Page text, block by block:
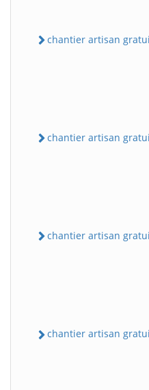
chantier artisan
chantier artisan gratuit
chantier artisan
chantier artisan